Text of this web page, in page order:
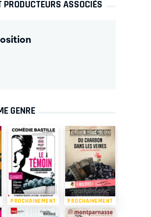
ASSOCIÉS
GENRE
PROCHAINEMENT PROCHAINEMENT